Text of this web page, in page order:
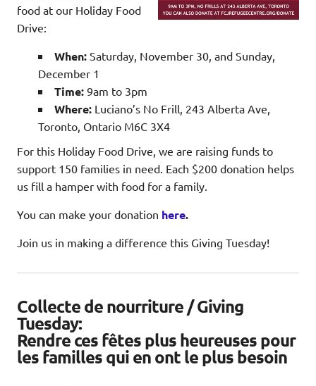
food at our Holiday Food
Drive:
When: Saturday, November 30, and Sunday,
December 1
Time: 9am to 3pm
Where: Luciano’s No Frill, 243 Alberta Ave,
Toronto, Ontario M6C 3X4
For this Holiday Food Drive, we are raising funds to
support 150 families in need. Each $200 donation helps
us fill a hamper with food for a family.
You can make your donation here.
Join us in making a difference this Giving Tuesday!
Collecte de nourriture / Giving
Tuesday:
Rendre ces fêtes plus heureuses pour
les familles qui en ont le plus besoin